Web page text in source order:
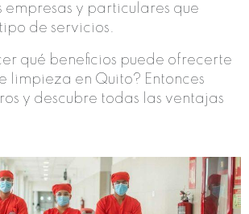
empresas y particulares que
de servicios.
qué beneficios puede ofrecerte
limpieza en Quito? Entonces
y descubre todas las ventajas